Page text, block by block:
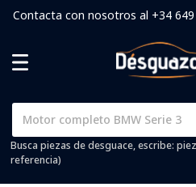
Contacta con nosotros al +34 649
Busca piezas de desguace, escribe:
referencia)